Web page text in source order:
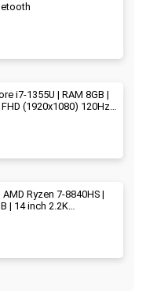
Bluetooth
i7-1355U | RAM 8GB |
(1920x1080) 120Hz
Ryzen 7-8840HS |
| 14 inch 2.2K
| Ice Blue - New Fullbox